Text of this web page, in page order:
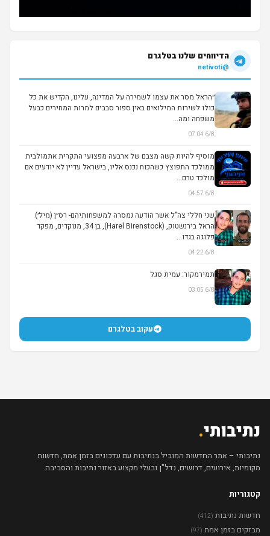
הדיווחים שלנו בטלגרם
@netivoti
״הראל מסר את עצמו לשמירה על המדינה, עלינו, הקדיש את כל
כולו לשירות המילואים באין ספור סבבים למרות המחירים כבעל
משפחה ומה...
6/8 07:04
מוסיף להיות קשה מצבם של ארבעה מפצועי התקרית אתמולבית
ממולכד התפוצץ כשהכוח נכנס אליו, בישראל עדיין לא יודעים אם
מולכד טרם...
6/8 04:57
שני חללי צה"ל אשר הודעה נמסרה למשפחותיהם- רס״ן (מיל׳)
הראל בירנשטוק, (Harel Birenstock), בן 34, מנוקדים, מפקד
פלוגה בגדו...
6/8 04:22
תמירמקור: עמית סגל
6/8 03:05
עקוב בטלגרם
נתיבותי.
נתיבותי – אתר החדשות המוביל בנתיבות עם עדכונים בזמן אמת, חדשות
מקומיות, אירועים, דרושים, נדל"ן ובעלי מקצוע באזור נתיבות והסביבה.
קטגוריות
חדשות נתיבות (412)
מבזקים בזמן אמת (97)